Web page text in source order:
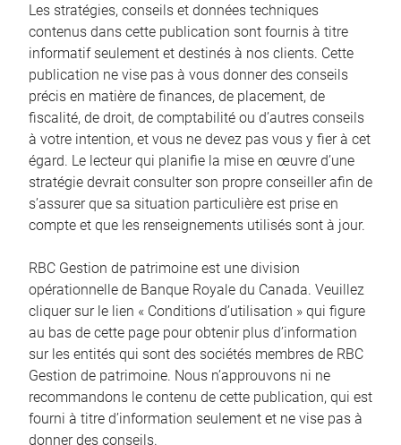
Les stratégies, conseils et données techniques
contenus dans cette publication sont fournis à titre
informatif seulement et destinés à nos clients. Cette
publication ne vise pas à vous donner des conseils
précis en matière de finances, de placement, de
fiscalité, de droit, de comptabilité ou d’autres conseils
à votre intention, et vous ne devez pas vous y fier à cet
égard. Le lecteur qui planifie la mise en œuvre d’une
stratégie devrait consulter son propre conseiller afin de
s’assurer que sa situation particulière est prise en
compte et que les renseignements utilisés sont à jour.
RBC Gestion de patrimoine est une division
opérationnelle de Banque Royale du Canada. Veuillez
cliquer sur le lien « Conditions d’utilisation » qui figure
au bas de cette page pour obtenir plus d’information
sur les entités qui sont des sociétés membres de RBC
Gestion de patrimoine. Nous n’approuvons ni ne
recommandons le contenu de cette publication, qui est
fourni à titre d’information seulement et ne vise pas à
donner des conseils.